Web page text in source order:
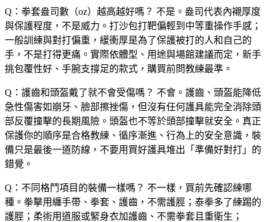
Q：拳套盎司數（oz）越高越好嗎？ 不是。盎司代表內襯厚度
與保護程度，不是威力。打沙包打靶偏輕到中等重操作手感；
一般訓練與對打偏重，緩衝厚是為了保護被打的人和自己的
手，不是打得更痛。實際依體型、用途與場館建議而定，新手
挑包覆性好、手腕支撐足的款式，購買前問教練最準。
Q：護齒和頭盔戴了就不會受傷嗎？ 不會。護齒、頭盔能降低
急性傷害如崩牙、臉部擦挫傷，但沒有任何護具能完全消除頭
部反覆撞擊的長期風險。頭盔也不等於頭部撞擊就安全。真正
保護你的順序是合格教練、循序漸進、行為上的安全意識，裝
備只是最後一道防線，不要用買好護具堆出「準備好對打」的
錯覺。
Q：不同格鬥項目的裝備一樣嗎？ 不一樣，買前先確認練哪
種。拳擊用纏手帶、拳套、護齒，不需護脛；泰拳多了練踢的
護脛；柔術用道服或緊身衣加護齒、不需拳套且重衛生；